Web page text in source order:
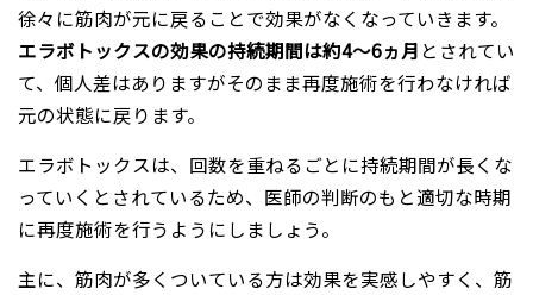
徐々に筋肉が元に戻ることで効果がなくなっていきます。
エラボトックスの効果の持続期間は約4～6ヵ月 とされてい
て、個人差はありますがそのまま再度施術を行わなければ
元の状態に戻ります。
エラボトックスは、回数を重ねるごとに持続期間が長くな
っていくとされているため、医師の判断のもと適切な時期
に再度施術を行うようにしましょう。
主に、筋肉が多くついている方は効果を実感しやすく、筋